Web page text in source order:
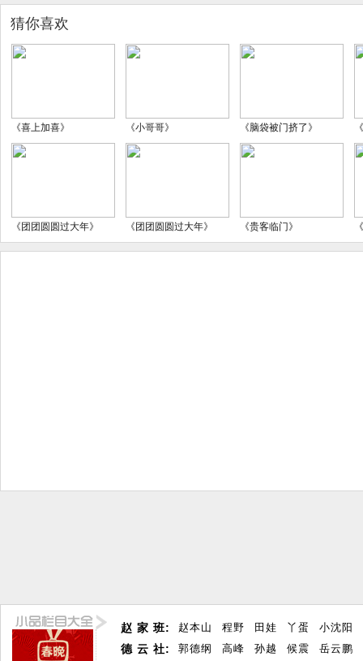
猜你喜欢
《喜上加喜》 《小哥哥》 《脑袋被门挤了》
《团团圆圆过大年》 《团团圆圆过大年》 《贵客临门》
赵 家 班:
德 云 社:
赵本山 程野 田娃 丫蛋
小沈阳
郭德纲
高峰 孙越 候震 岳云鹏